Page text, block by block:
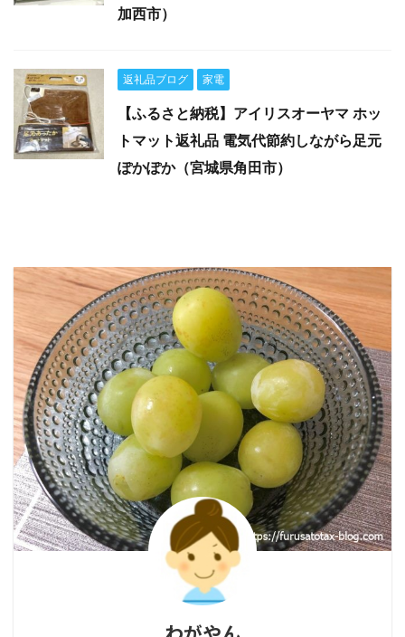
加西市）
返礼品ブログ 家電
【ふるさと納税】アイリスオーヤマ ホッ
トマット返礼品 電気代節約しながら足元
ぽかぽか（宮城県角田市）